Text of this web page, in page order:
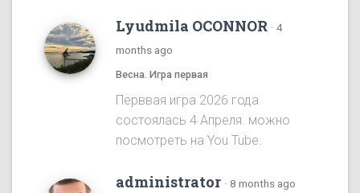
Lyudmila OCONNOR · 4
months ago
Весна. Игра первая
Перввая игра 2026 года
состоялась 4 Апреля. можно
посмотреть на You Tube.
administrator · 8 months ago